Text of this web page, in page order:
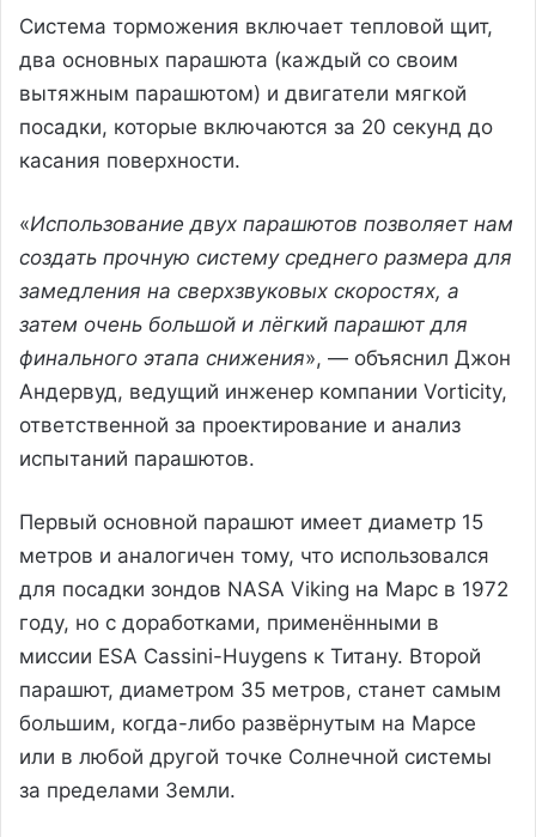
Система торможения включает тепловой щит,
два основных парашюта (каждый со своим
вытяжным парашютом) и двигатели мягкой
посадки, которые включаются за 20 секунд до
касания поверхности.
«Использование двух парашютов позволяет нам
создать прочную систему среднего размера для
замедления на сверхзвуковых скоростях, а
затем очень большой и лёгкий парашют для
финального этапа снижения», — объяснил Джон
Андервуд, ведущий инженер компании Vorticity,
ответственной за проектирование и анализ
испытаний парашютов.
Первый основной парашют имеет диаметр 15
метров и аналогичен тому, что использовался
для посадки зондов NASA Viking на Марс в 1972
году, но с доработками, применёнными в
миссии ESA Cassini-Huygens к Титану. Второй
парашют, диаметром 35 метров, станет самым
большим, когда-либо развёрнутым на Марсе
или в любой другой точке Солнечной системы
за пределами Земли.